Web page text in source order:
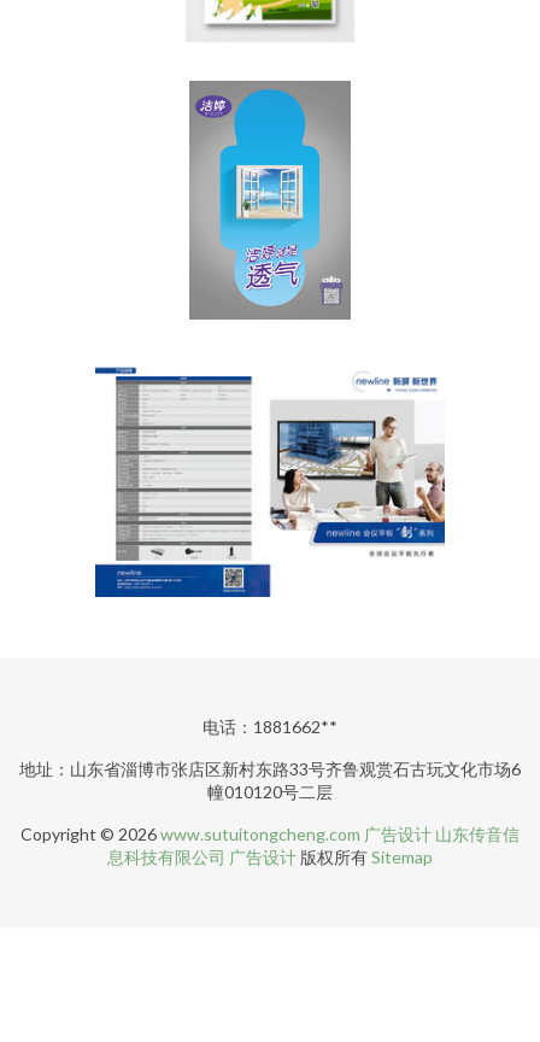
电话：1881662**
地址：山东省淄博市张店区新村东路33号齐鲁观赏石古玩文化市场6
幢010120号二层
Copyright © 2026www.sutuitongcheng.com 广告设计 山东传音信
息科技有限公司 广告设计 版权所有Sitemap